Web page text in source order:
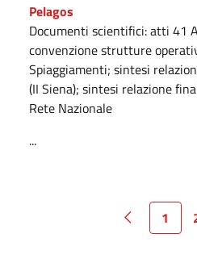
Pelagos
Documenti scientifici: atti 41
convenzione strutture
Spiaggiamenti; sintesi
(II Siena); sintesi relazione
Rete Nazionale
...
1